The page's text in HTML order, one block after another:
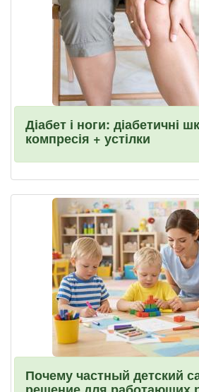
Діабет і ноги: діабетичні
компресія + устілки
Почему частный детский